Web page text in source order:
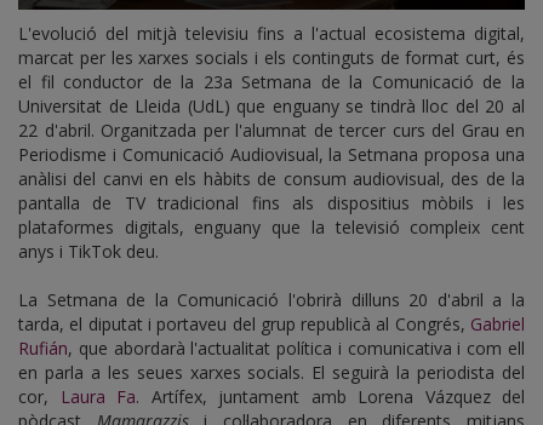
L'evolució del mitjà televisiu fins a l'actual ecosistema digital,
marcat per les xarxes socials i els continguts de format curt, és
el fil conductor de la 23a Setmana de la Comunicació de la
Universitat de Lleida (UdL) que enguany se tindrà lloc del 20 al
22 d'abril. Organitzada per l'alumnat de tercer curs del Grau en
Periodisme i Comunicació Audiovisual, la Setmana proposa una
anàlisi del canvi en els hàbits de consum audiovisual, des de la
pantalla de TV tradicional fins als dispositius mòbils i les
plataformes digitals, enguany que la televisió compleix cent
anys i TikTok deu.
La Setmana de la Comunicació l'obrirà dilluns 20 d'abril a la
tarda, el diputat i portaveu del grup republicà al Congrés, Gabriel
Rufián, que abordarà l'actualitat política i comunicativa i com ell
en parla a les seues xarxes socials. El seguirà la periodista del
cor,
Laura Fa. Artífex, juntament amb Lorena Vázquez del